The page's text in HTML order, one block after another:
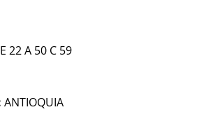
22 A 50 C 59
ANTIOQUIA